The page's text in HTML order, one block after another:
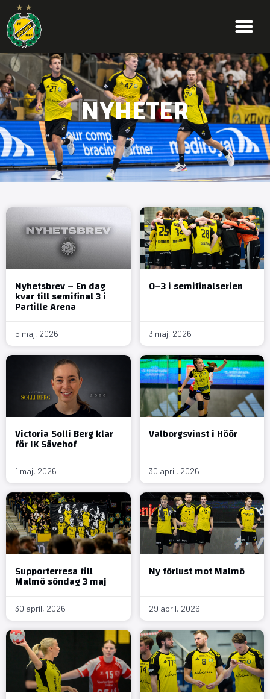
NYHETER
Nyhetsbrev – En dag
kvar till semifinal 3 i
Partille Arena
5 maj, 2026
0–3 i semifinalserien
3 maj, 2026
Victoria Solli Berg klar
för IK Sävehof
1 maj, 2026
Valborgsvinst i Höör
30 april, 2026
Supporterresa till
Malmö söndag 3 maj
30 april, 2026
Ny förlust mot Malmö
29 april, 2026